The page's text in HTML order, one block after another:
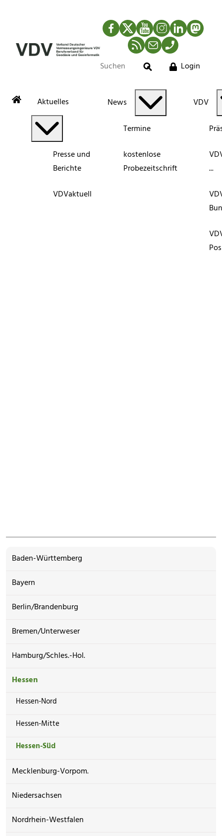
Facebook
TwitterYouTubeInstagram
LinkedIn
RSS-Newsfeed
MailTelefon
Suche
Login
Aktuelles
Presse und
Berichte
VDVaktuell
News
Termine
kostenlose
Probezeitschrift
VDV
...
Baden-Württemberg
Bayern
Berlin/Brandenburg
Bremen/Unterweser
Hamburg/Schles.-Hol.
Hessen
Hessen-Nord
Hessen-Mitte
Hessen-Süd
Mecklenburg-Vorpom.
Niedersachsen
Nordrhein-Westfalen